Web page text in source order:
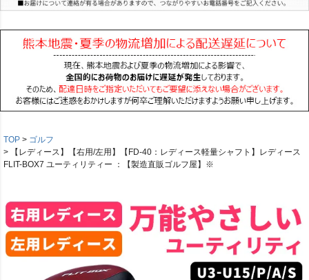
TOP
ゴルフ
【レディース】【右用/左用】【FD-40：レディース軽量シャフト】レディース
FLIT-BOX7 ユーティリティー ：【製造直販ゴルフ屋】※